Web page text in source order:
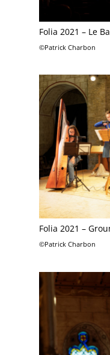
Folia 2021 – Le
©Patrick Charbon
Folia 2021 –
©Patrick Charbon